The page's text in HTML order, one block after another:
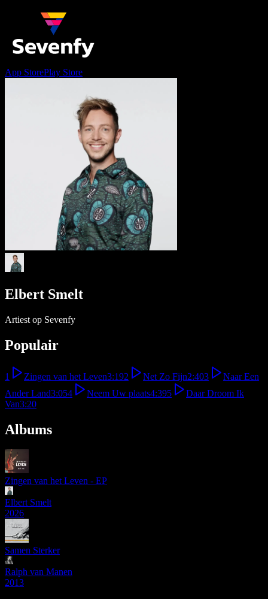
App StorePlay Store
Elbert Smelt
Artiest op Sevenfy
Populair
1 Zingen van het Leven3:192 Net Zo Fijn2:403
Naar Een
Ander Land3:054 Neem Uw plaats4:395
Daar Droom Ik
Van3:20
Albums
Zingen van het Leven - EP
Elbert Smelt
2026
Samen Sterker
Ralph van Manen
2013